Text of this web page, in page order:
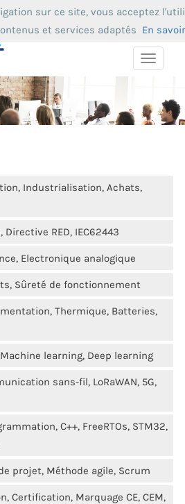
Toggle
Industrialisation, Achats,
RED, IEC62443
Electronique analogique
Sûreté de fonctionnement
Thermique, Batteries,
learning, Deep learning
sans-fil, LoRaWAN, 5G,
C++, FreeRTOs, STM32,
projet, Méthode agile, Scrum
Certification, Marquage CE, CEM,
sur ce site, vous acceptez
et services adaptés En